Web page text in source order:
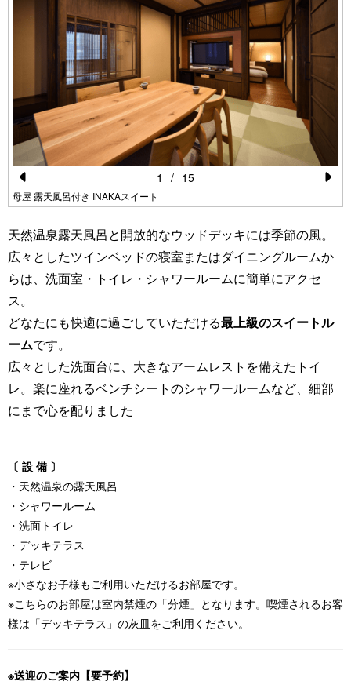
Pr
vi
o
u
s
母屋 露天風呂付き INAKAスイート
xt
1 / 15
天然温泉露天風呂と開放的なウッドデッキには季節の風。
広々としたツインベッドの寝室またはダイニングルームか
らは、洗面室・トイレ・シャワールームに簡単にアクセ
ス。
どなたにも快適に過ごしていただける最上級のスイートル
ームです。
広々とした洗面台に、大きなアームレストを備えたトイ
レ。楽に座れるベンチシートのシャワールームなど、細部
にまで心を配りました
〔 設 備 〕
・天然温泉の露天風呂
・シャワールーム
・洗面トイレ
・デッキテラス
・テレビ
※小さなお子様もご利用いただけるお部屋です。
※こちらのお部屋は室内禁煙の「分煙」となります。喫煙されるお客
様は「デッキテラス」の灰皿をご利用ください。
※送迎のご案内【要予約】